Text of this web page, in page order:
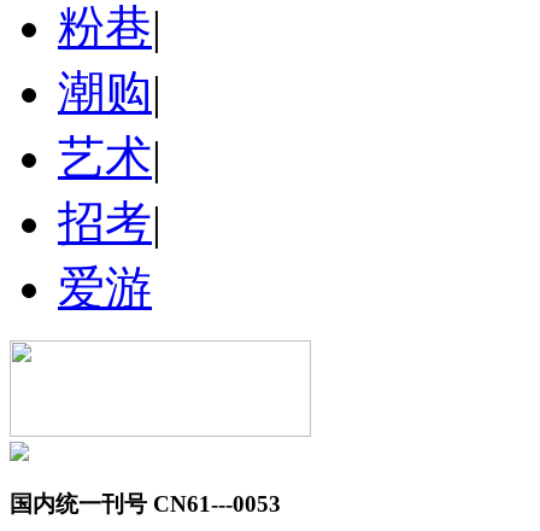
粉巷|
潮购|
艺术|
招考|
爱游
国内统一刊号 CN61---0053